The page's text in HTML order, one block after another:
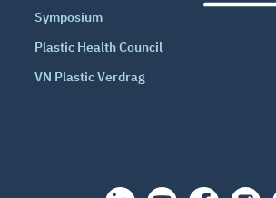
Symposium
Plastic Health Council
VN Plastic Verdrag